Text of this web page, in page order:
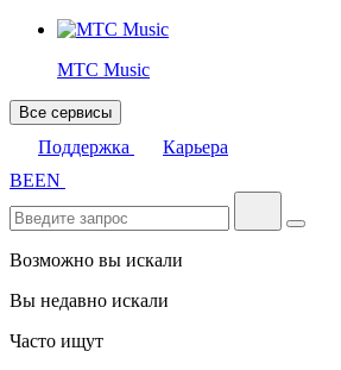
МТС Music
Все сервисы
Поддержка
Карьера
BEEN
Возможно вы искали
Вы недавно искали
Часто ищут